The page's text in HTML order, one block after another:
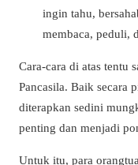
ingin tahu,
membaca, peduli,
Cara-cara di atas tentu
Pancasila. Baik secara
diterapkan sedini
penting dan menjadi
Untuk itu, para